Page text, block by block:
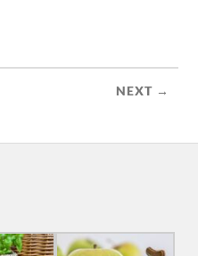
NEXT →